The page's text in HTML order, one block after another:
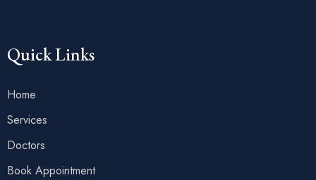
Quick Links
Home
Services
Doctors
Book Appointment